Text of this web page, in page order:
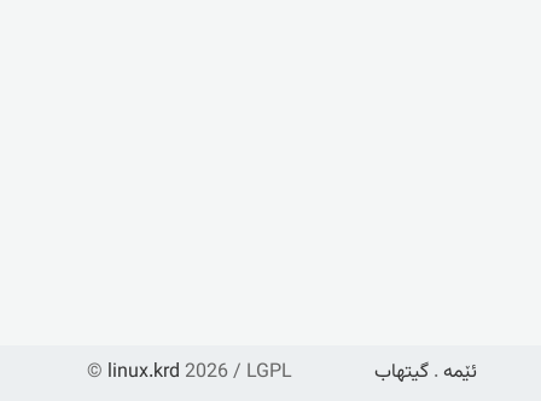
© linux.krd 2026 / LGPL ئێمە . گیتهاب